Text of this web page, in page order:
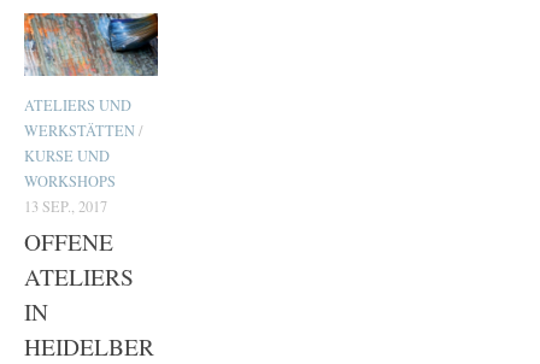
ATELIERS UND
WERKSTÄTTEN/
KURSE UND
WORKSHOPS
13 SEP., 2017
OFFENE
ATELIERS
IN
HEIDELBER